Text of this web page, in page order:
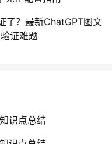
了？最新ChatGPT图文
证难题
识点总结